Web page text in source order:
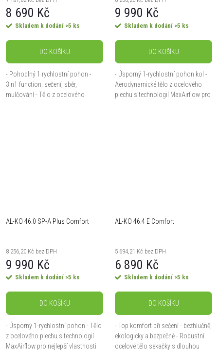
8 690 Kč
Skladem k dodání >5 ks
DO KOŠÍKU
- Pohodlný 1 rychlostní pohon -
3in1 function: sečení, sběr,
mulčování - Tělo z ocelového
9 990 Kč
Skladem k dodání >5 ks
DO KOŠÍKU
- Úsporný 1-rychlostní pohon kol -
Aerodynamické tělo z ocelového
plechu s technologií MaxAirflow pro
AL-KO 46.0 SP-A Plus Comfort
8 256,20 Kč bez DPH
9 990 Kč
Skladem k dodání >5 ks
DO KOŠÍKU
- Úsporný 1-rychlostní pohon - Tělo
z ocelového plechu s technologií
MaxAirflow pro nejlepší vlastnosti
AL-KO 46.4 E Comfort
5 694,21 Kč bez DPH
6 890 Kč
Skladem k dodání >5 ks
DO KOŠÍKU
- Top komfort při sečení - bezhlučně,
ekologicky a bezpečně - Robustní
ocelové tělo sekačky s dlouhou